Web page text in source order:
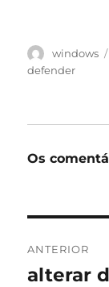
Autor
windows
defender
Os
de
ANTERIOR
Artigo
alterar